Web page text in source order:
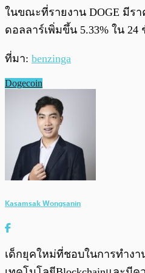
ในขณะที่รายงาน DOGE มีร
ดอลลาร์เพิ่มขึ้น 5.33% ใน 24
ที่มา: benzinga
Dogecoin
Kasamsak Wongsanin
เด็กยุคใหม่ที่ชอบในการทำงา